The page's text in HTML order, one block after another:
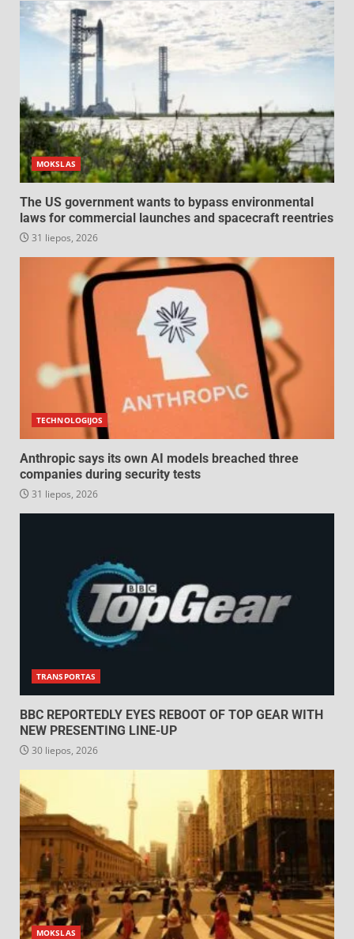
MOKSLAS
The US government wants to bypass environmental
laws for commercial launches and spacecraft reentries
31 liepos, 2026
TECHNOLOGIJOS
Anthropic says its own AI models breached three
companies during security tests
31 liepos, 2026
TRANSPORTAS
BBC REPORTEDLY EYES REBOOT OF TOP GEAR WITH
NEW PRESENTING LINE-UP
30 liepos, 2026
MOKSLAS